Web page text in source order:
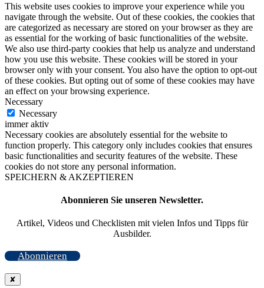
This website uses cookies to improve your experience while you
navigate through the website. Out of these cookies, the cookies that
are categorized as necessary are stored on your browser as they are
as essential for the working of basic functionalities of the website.
We also use third-party cookies that help us analyze and understand
how you use this website. These cookies will be stored in your
browser only with your consent. You also have the option to opt-out
of these cookies. But opting out of some of these cookies may have
an effect on your browsing experience.
Necessary
Necessary
immer aktiv
Necessary cookies are absolutely essential for the website to
function properly. This category only includes cookies that ensures
basic functionalities and security features of the website. These
cookies do not store any personal information.
SPEICHERN & AKZEPTIEREN
Abonnieren Sie unseren Newsletter.
Artikel, Videos und Checklisten mit vielen Infos und Tipps für
Ausbilder.
Abonnieren
✘